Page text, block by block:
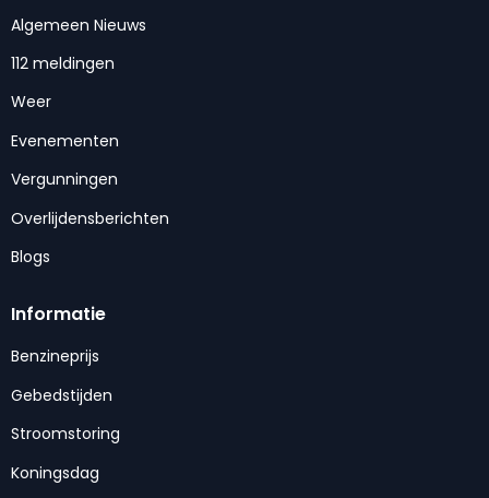
Algemeen Nieuws
112 meldingen
Weer
Evenementen
Vergunningen
Overlijdensberichten
Blogs
Informatie
Benzineprijs
Gebedstijden
Stroomstoring
Koningsdag